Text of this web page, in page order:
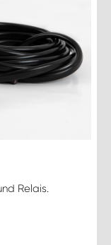
Relais.